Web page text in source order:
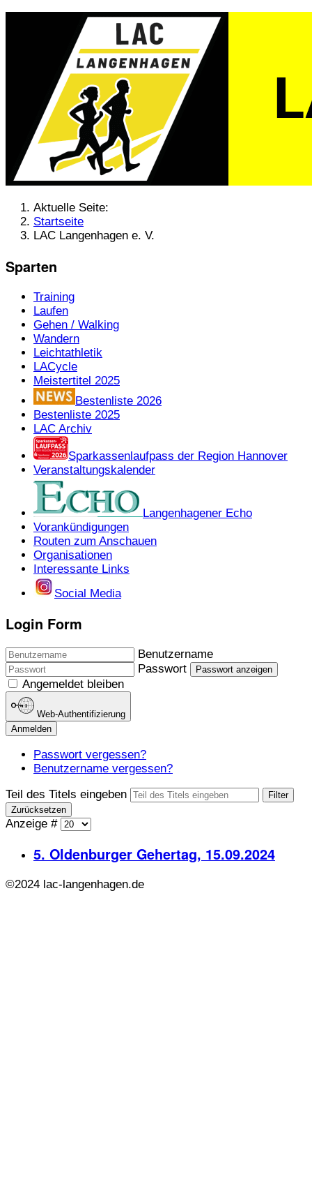
Aktuelle Seite:
Startseite
LAC Langenhagen e. V.
Sparten
Training
Laufen
Gehen / Walking
Wandern
Leichtathletik
LACycle
Meistertitel 2025
Bestenliste 2026
Bestenliste 2025
LAC Archiv
Sparkassenlaufpass der Region Hannover
Veranstaltungskalender
Langenhagener Echo
Vorankündigungen
Routen zum Anschauen
Organisationen
Interessante Links
Social Media
Login Form
Benutzername
Passwort
Passwort anzeigen
Angemeldet bleiben
Web-Authentifizierung
Anmelden
Passwort vergessen?
Benutzername vergessen?
Teil des Titels eingeben
Filter
Zurücksetzen
Anzeige #
5. Oldenburger Gehertag, 15.09.2024
©2024 lac-langenhagen.de